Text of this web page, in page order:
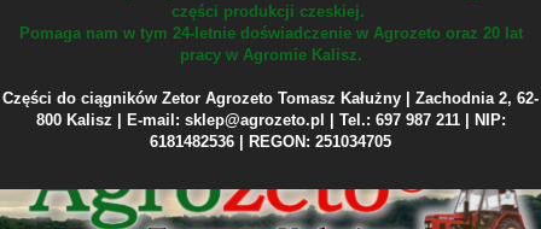
części produkcji czeskiej.
Pomaga nam w tym 24-letnie doświadczenie w Agrozeto oraz 20 lat
pracy w Agromie Kalisz.
Części do ciągników Zetor Agrozeto Tomasz Kałużny | Zachodnia 2, 62-
800 Kalisz | E-mail: sklep@agrozeto.pl | Tel.: 697 987 211 | NIP:
6181482536 | REGON: 251034705